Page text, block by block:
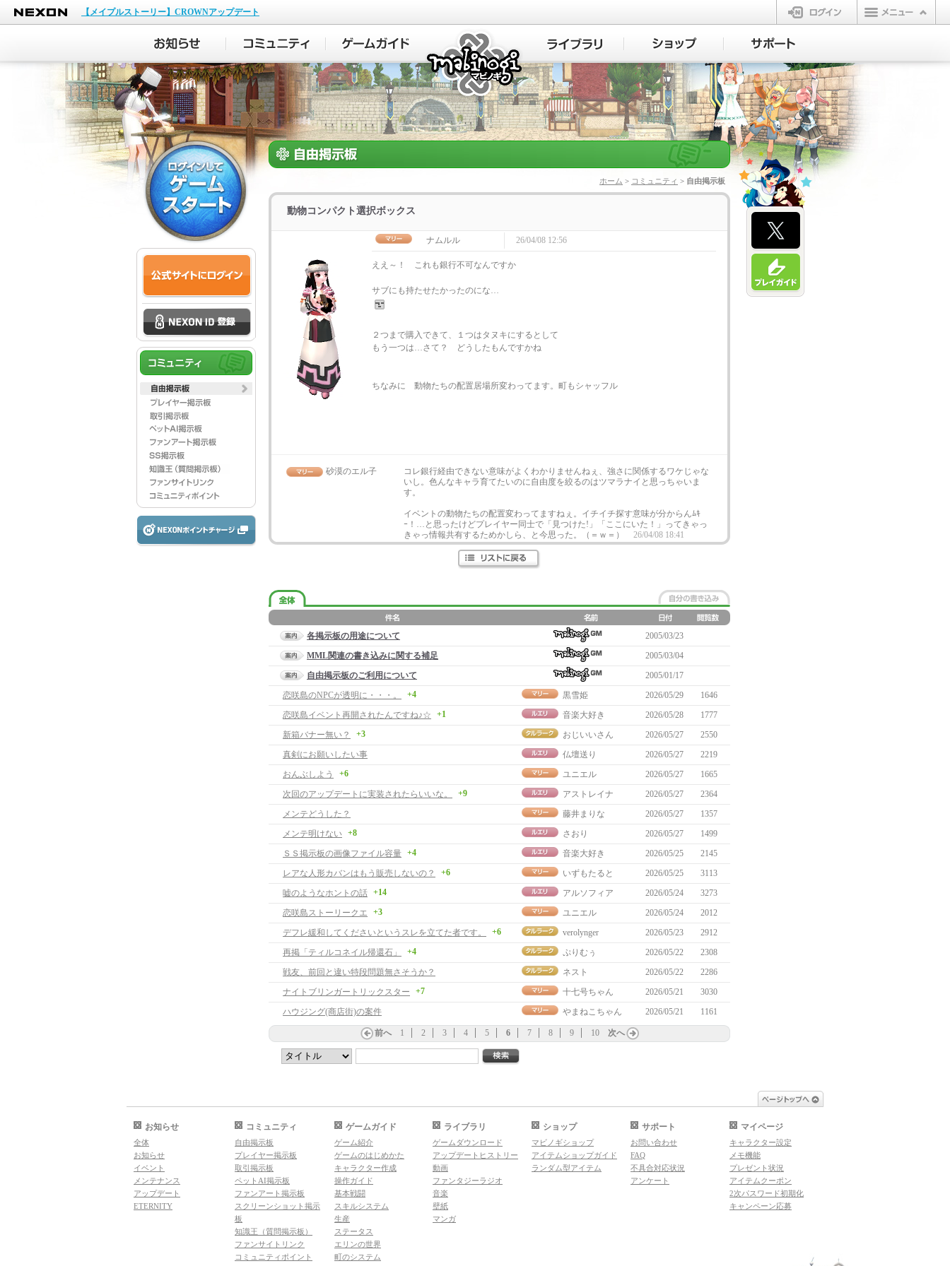
NEXON
【メイプルストーリー】CROWNアップデート
ログイン
マビノギ
ホーム > コミュニティ > 自由掲示板
動物コンパクト選択ボックス
ナムルル 26/04/08 12:56
ええ～！ これも銀行不可なんですか
サブにも持たせたかったのにな…
２つまで購入できて、１つはタヌキにするとして
もう一つは…さて？ どうしたもんですかね
ちなみに 動物たちの配置居場所変わってます。町もシャッフル
砂漠のエル子
コレ銀行経由できない意味がよくわかりませんねぇ、強さに関係するワケじゃな
いし。色んなキャラ育てたいのに自由度を絞るのはツマラナイと思っちゃいま
す。
イベントの動物たちの配置変わってますねぇ。イチイチ探す意味が分からんﾑｷ
ｰ！…と思ったけどプレイヤー同士で「見つけた!」「ここにいた！」ってきゃっ
きゃっ情報共有するためかしら、と今思った。（＝ｗ＝）
26/04/08 18:41
各掲示板の用途について
2005/03/23
MML関連の書き込みに関する補足
2005/03/04
自由掲示板のご利用について
2005/01/17
恋咲島のNPCが透明に・・・。
+4 黒雪姫 2026/05/29
1646
恋咲島イベント再開されたんですね♪☆
+1 音楽大好き 2026/05/28
1777
新箱バナー無い？
+3 おじいいさん 2026/05/27
2550
真剣にお願いしたい事
仏壇送り 2026/05/27
2219
おんぶしよう
+6 ユニエル 2026/05/27
1665
次回のアップデートに実装されたらいいな。
+9 アストレイナ 2026/05/27
2364
メンテどうした？
藤井まりな 2026/05/27
1357
メンテ明けない +8 さおり 2026/05/27
1499
ＳＳ掲示板の画像ファイル容量 +4 音楽大好き 2026/05/25
2145
レアな人形カバンはもう販売しないの？
+6 いずもたると 2026/05/25
3113
嘘のようなホントの話 +14 アルソフィア 2026/05/24
3273
恋咲島ストーリークエ
+3 ユニエル 2026/05/24
2012
デフレ緩和してくださいというスレを立てた者です。
+6 verolynger 2026/05/23
2912
再掲「ティルコネイル帰還石」
+4 ぷりむぅ 2026/05/22
2308
戦友、前回と違い特段問題無さそうか？
ネスト 2026/05/22
2286
ナイトブリンガートリックスター
+7 十七号ちゃん 2026/05/21
3030
ハウジング(商店街)の案件
やまねこちゃん 2026/05/21 1161
前へ 1 2 3 4 5 6 7 8 9 10 次へ
お知らせ
全体
お知らせ
イベント
メンテナンス
アップデート
ETERNITY
コミュニティ
自由掲示板
プレイヤー掲示板
取引掲示板
ペットAI掲示板
ファンアート掲示板
スクリーンショット掲示
板
知識王（質問掲示板）
ファンサイトリンク
コミュニティポイント
ゲームガイド
ゲーム紹介
ゲームのはじめかた
キャラクター作成
操作ガイド
基本戦闘
スキルシステム
生産
ステータス
エリンの世界
町のシステム
ライブラリ
ゲームダウンロード
アップデートヒストリー
動画
ファンタジーラジオ
音楽
壁紙
マンガ
ショップ
マビノギショップ
アイテムショップガイド
ランダム型アイテム
サポート
お問い合わせ
FAQ
不具合対応状況
アンケート
マイページ
キャラクター設定
メモ機能
プレゼント状況
アイテムクーポン
2次パスワード初期化
キャンペーン応募